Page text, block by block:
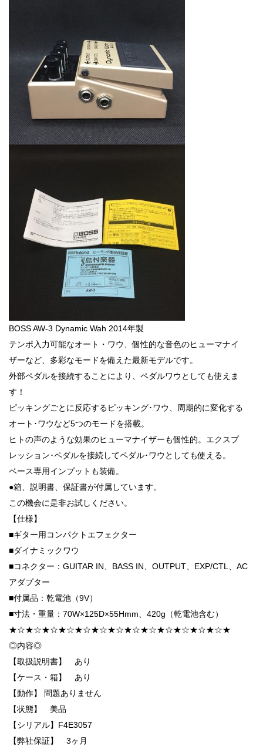
BOSS AW-3 Dynamic Wah 2014年製
テンポ入力可能なオート・ワウ、個性的な音色のヒューマナイ
ザーなど、多彩なモードを備えた最新モデルです。
外部ペダルを接続することにより、ペダルワウとしても使えま
す！
ピッキングごとに反応するピッキング･ワウ、周期的に変化する
オート･ワウなど5つのモードを搭載。
ヒトの声のような効果のヒューマナイザーも個性的。エクスプ
レッション･ペダルを接続してペダル･ワウとしても使える。
ベース専用インプットも装備。
●箱、説明書、保証書が付属しています。
この機会に是非お試しください。
【仕様】
■ギター用コンパクトエフェクター
■ダイナミックワウ
■コネクター：GUITAR IN、BASS IN、OUTPUT、EXP/CTL、AC
アダプター
■付属品：乾電池（9V）
■寸法・重量：70W×125D×55Hmm、420g（乾電池含む）
★☆★☆★☆★☆★☆★☆★☆★☆★☆★☆★☆★☆★☆★
◎内容◎
【取扱説明書】 あり
【ケース・箱】 あり
【動作】 問題ありません
【状態】 美品
【シリアル】F4E3057
【弊社保証】 3ヶ月